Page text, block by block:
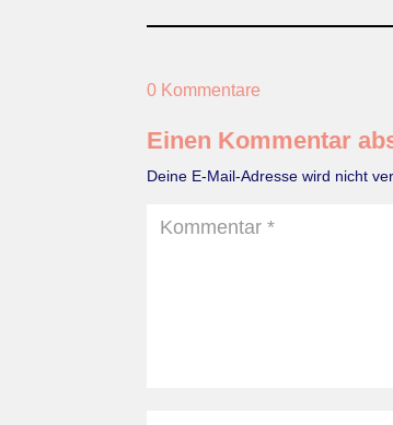
0 Kommentare
Einen Kommentar
Deine E-Mail-Adresse wird nicht